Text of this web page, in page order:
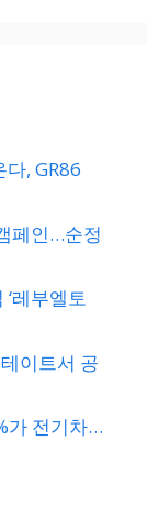
, GR86
페인…순정
레부엘토
이트서 공
가 전기차…